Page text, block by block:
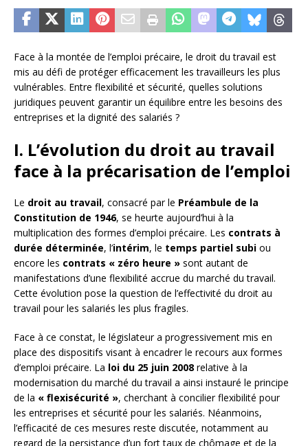
Face à la montée de l’emploi précaire, le droit du travail est
mis au défi de protéger efficacement les travailleurs les plus
vulnérables. Entre flexibilité et sécurité, quelles solutions
juridiques peuvent garantir un équilibre entre les besoins des
entreprises et la dignité des salariés ?
I. L’évolution du droit au travail
face à la précarisation de l’emploi
Le droit au travail, consacré par le Préambule de la
Constitution de 1946, se heurte aujourd’hui à la
multiplication des formes d’emploi précaire. Les contrats à
durée déterminée, l’intérim, le temps partiel subi ou
encore les contrats « zéro heure » sont autant de
manifestations d’une flexibilité accrue du marché du travail.
Cette évolution pose la question de l’effectivité du droit au
travail pour les salariés les plus fragiles.
Face à ce constat, le législateur a progressivement mis en
place des dispositifs visant à encadrer le recours aux formes
d’emploi précaire. La loi du 25 juin 2008 relative à la
modernisation du marché du travail a ainsi instauré le principe
de la « flexisécurité », cherchant à concilier flexibilité pour
les entreprises et sécurité pour les salariés. Néanmoins,
l’efficacité de ces mesures reste discutée, notamment au
regard de la persistance d’un fort taux de chômage et de la